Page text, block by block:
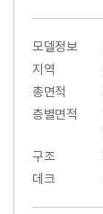
모델정보
지역
총면적
층별면적
구조
데크